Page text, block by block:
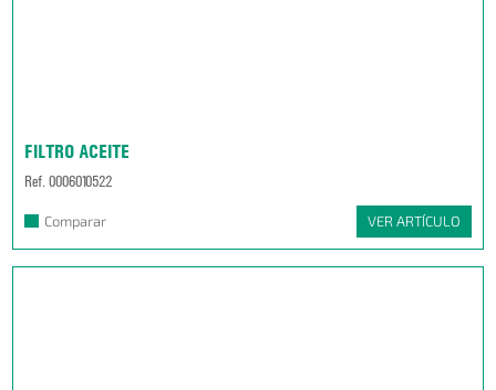
FILTRO ACEITE
Ref. 0006010522
Comparar VER ARTÍCULO